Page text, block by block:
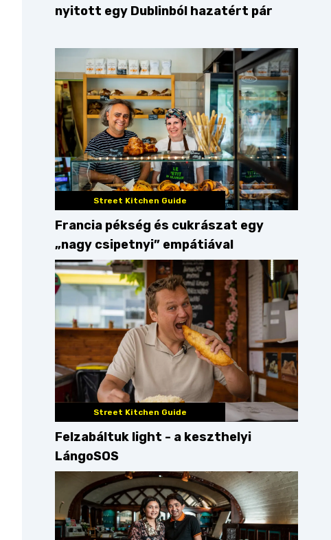
nyitott egy Dublinból hazatért pár
Street Kitchen Guide
Francia pékség és cukrászat egy
„nagy csipetnyi” empátiával
Street Kitchen Guide
Felzabáltuk light - a keszthelyi
LángoSOS